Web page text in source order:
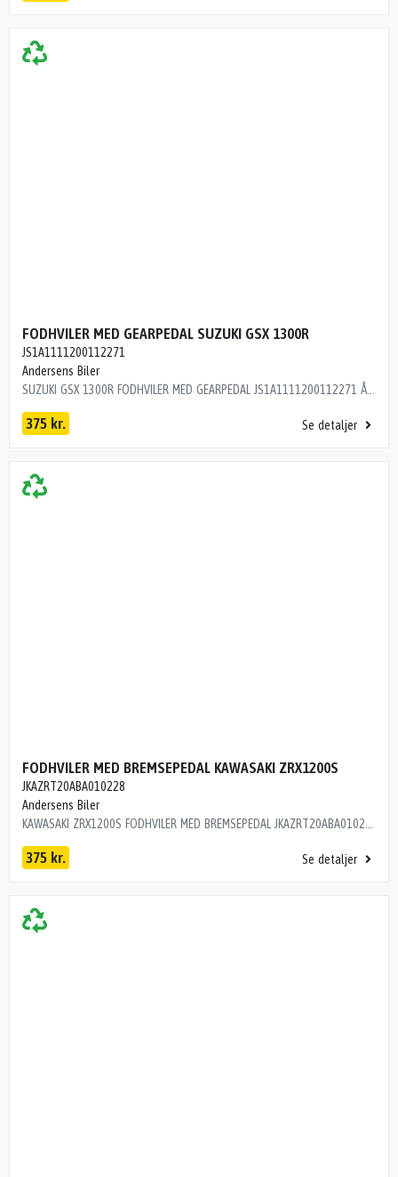
FODHVILER MED GEARPEDAL SUZUKI GSX 1300R
JS1A1111200112271
Andersens Biler
SUZUKI GSX 1300R FODHVILER MED GEARPEDAL JS1A1111200112271 ÅRG 2002 KM 92000 L9R16C1
375 kr. Se detaljer
FODHVILER MED BREMSEPEDAL KAWASAKI ZRX1200S
JKAZRT20ABA010228
Andersens Biler
375 kr. Se detaljer